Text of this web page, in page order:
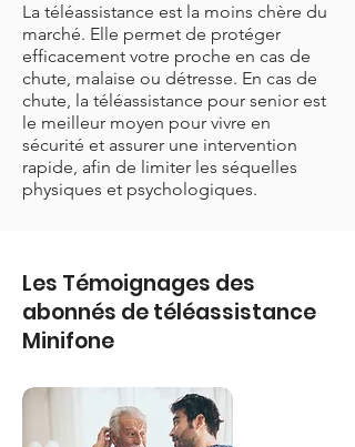
La téléassistance est la moins chère du
marché. Elle permet de protéger
efficacement votre proche en cas de
chute, malaise ou détresse. En cas de
chute, la téléassistance pour senior est
le meilleur moyen pour vivre en
sécurité et assurer une intervention
rapide, afin de limiter les séquelles
physiques et psychologiques.
Les Témoignages des
abonnés de téléassistance
Minifone